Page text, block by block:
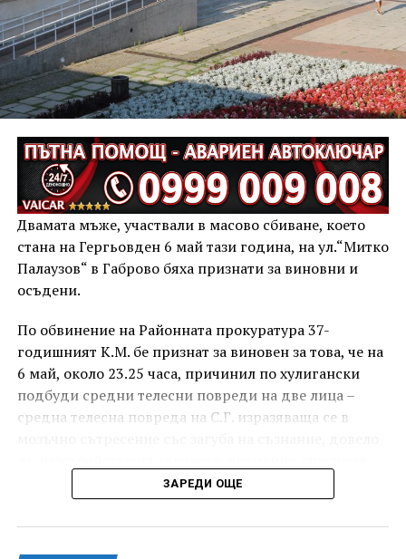
Двамата мъже, участвали в масово сбиване, което
стана на Гергьовден 6 май тази година, на ул.“Митко
Палаузов“ в Габрово бяха признати за виновни и
осъдени.
По обвинение на Районната прокуратура 37-
годишният К.М. бе признат за виновен за това, че на
6 май, около 23.25 часа, причинил по хулигански
подбуди средни телесни повреди на две лица –
средна телесна повреда на С.Г. изразяваща се в
живота, и лека телесна повреда на Х.С., която бе с
порезна рана на петия пръст на дясната ръка,
довела до разстройство на здравето, неопасно за
ЗАРЕДИ ОЩЕ